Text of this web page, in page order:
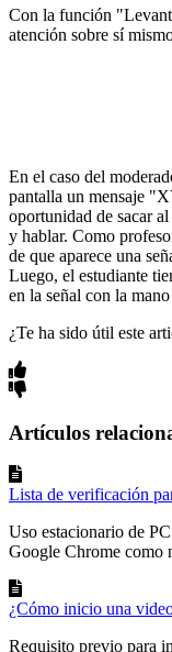
Con la función
atención sobre sí
En el caso del
pantalla un mensaje
oportunidad de sacar
y hablar. Como
de que aparece una
Luego, el estudiante
en la señal con la
¿Te ha sido útil este
Artículos
Lista de verificación
Uso estacionario de
Google Chrome como
¿Cómo inicio una
Requisito previo para